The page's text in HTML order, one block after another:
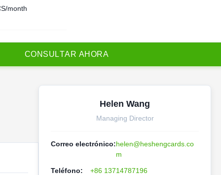
month
CON SU LTAR AH ORA
Helen Wang
Managing Director
Correo electrónico:helen@heshengcards.co
m
Teléfono: +86 13714787196